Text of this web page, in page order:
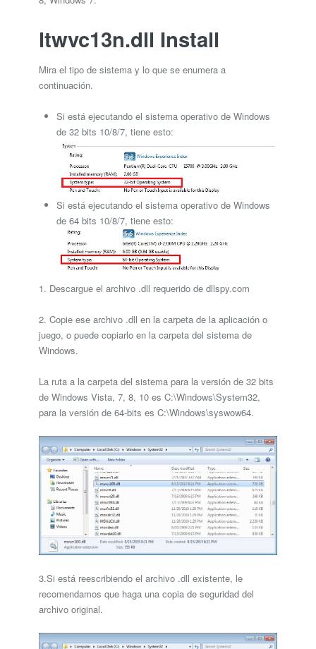
ltwvc13n.dll Install
Mira el tipo de sistema y lo que se enumera a
continuación.
Si está ejecutando el sistema operativo de Windows
de 32 bits 10/8/7, tiene esto:
Si está ejecutando el sistema operativo de Windows
de 64 bits 10/8/7, tiene esto:
1. Descargue el archivo .dll requerido de dllspy.com
2. Copie ese archivo .dll en la carpeta de la aplicación o
juego, o puede copiarlo en la carpeta del sistema de
Windows.
La ruta a la carpeta del sistema para la versión de 32 bits
de Windows Vista, 7, 8, 10 es C:\Windows\System32,
para la versión de 64-bits es C:\Windows\syswow64.
3.Si está reescribiendo el archivo .dll existente, le
recomendamos que haga una copia de seguridad del
archivo original.